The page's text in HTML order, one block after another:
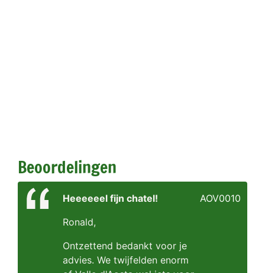
Beoordelingen
Heeeeeel fijn chatel!
Ronald,
Ontzettend bedankt voor je
advies. We twijfelden enorm
AOV0010